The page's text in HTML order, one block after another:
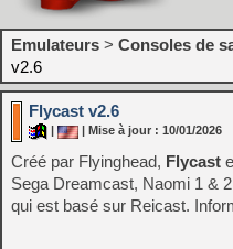
Emulateurs > Consoles de
v2.6
Flycast v2.6
| Mise à jour : 10/01/2026
Créé par Flyinghead, Flycast
Sega Dreamcast, Naomi 1 &
qui est basé sur Reicast.